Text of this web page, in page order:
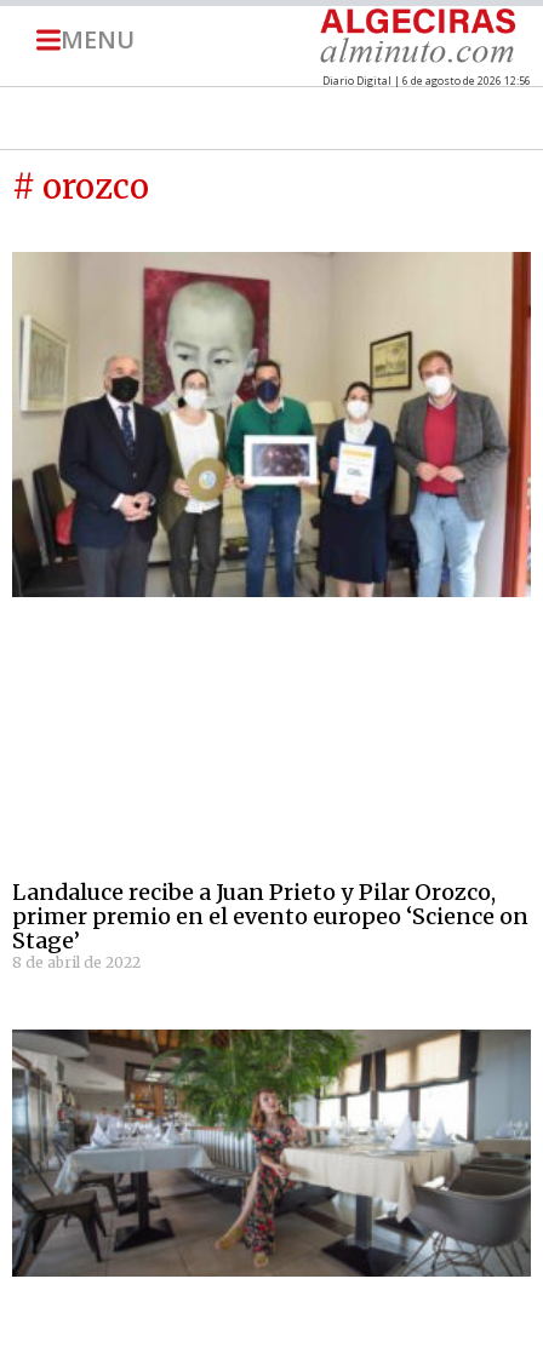
MENU
Diario Digital | 6 de agosto de 2026 12:56
# orozco
Landaluce recibe a Juan Prieto y Pilar Orozco,
primer premio en el evento europeo ‘Science on
Stage’
8 de abril de 2022